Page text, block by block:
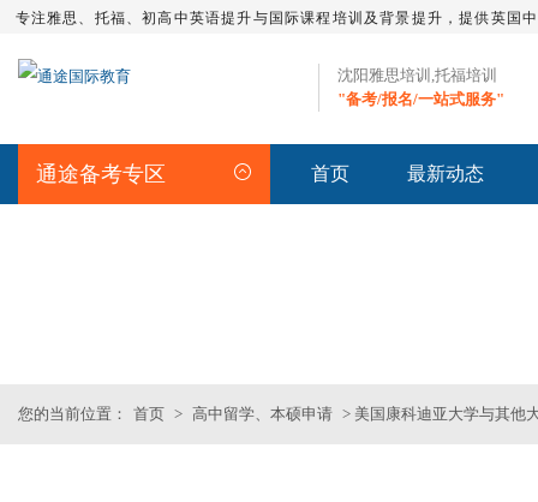
专注雅思、托福、初高中英语提升与国际课程培训及背景提升，提供英国
沈阳雅思培训,托福培训
"备考/报名/一站式服务"
通途备考专区 首页 最新动态
您的当前位置： 首页 > 高中留学、本硕申请 > 美国康科迪亚大学与其他